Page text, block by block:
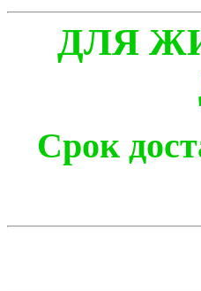
ДЛЯ
Срок